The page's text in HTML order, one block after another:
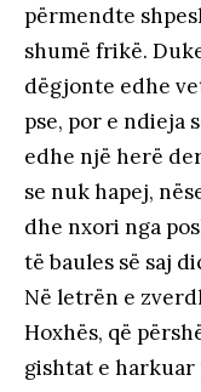
përmendte
shumë frikë.
dëgjonte edhe
pse, por e ndieja
edhe një herë
se nuk hapej,
dhe nxori nga
të baules së saj
Në letrën e
Hoxhës, që
gishtat e harkuar